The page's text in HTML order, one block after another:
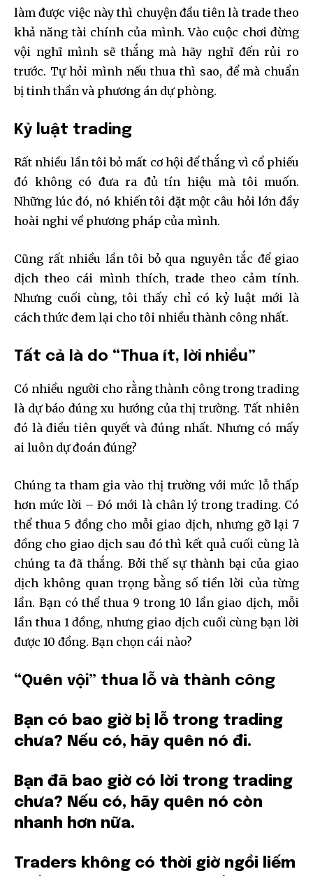
làm được việc này thì chuyện đầu tiên là trade theo
khả năng tài chính của mình. Vào cuộc chơi đừng
vội nghĩ mình sẽ thắng mà hãy nghĩ đến rủi ro
trước. Tự hỏi mình nếu thua thì sao, để mà chuẩn
bị tinh thần và phương án dự phòng.
Kỷ luật trading
Rất nhiều lần tôi bỏ mất cơ hội để thắng vì cổ phiếu
đó không có đưa ra đủ tín hiệu mà tôi muốn.
Những lúc đó, nó khiến tôi đặt một câu hỏi lớn đầy
hoài nghi về phương pháp của mình.
Cũng rất nhiều lần tôi bỏ qua nguyên tắc để giao
dịch theo cái mình thích, trade theo cảm tính.
Nhưng cuối cùng, tôi thấy chỉ có kỷ luật mới là
cách thức đem lại cho tôi nhiều thành công nhất.
Tất cả là do “Thua ít, lời nhiều”
Có nhiều người cho rằng thành công trong trading
là dự báo đúng xu hướng của thị trường. Tất nhiên
đó là điều tiên quyết và đúng nhất. Nhưng có mấy
ai luôn dự đoán đúng?
Chúng ta tham gia vào thị trường với mức lỗ thấp
hơn mức lời – Đó mới là chân lý trong trading. Có
thể thua 5 đồng cho mỗi giao dịch, nhưng gỡ lại 7
đồng cho giao dịch sau đó thì kết quả cuối cùng là
chúng ta đã thắng. Bởi thế sự thành bại của giao
dịch không quan trọng bằng số tiền lời của từng
lần. Bạn có thể thua 9 trong 10 lần giao dịch, mỗi
lần thua 1 đồng, nhưng giao dịch cuối cùng bạn lời
được 10 đồng. Bạn chọn cái nào?
“Quên vội” thua lỗ và thành công
Bạn có bao giờ bị lỗ trong trading
chưa? Nếu có, hãy quên nó đi.
Bạn đã bao giờ có lời trong trading
chưa? Nếu có, hãy quên nó còn
nhanh hơn nữa.
Traders không có thời giờ ngồi liếm